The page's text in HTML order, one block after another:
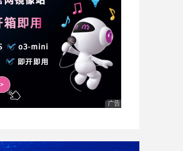
广告 商业广告，理性选择